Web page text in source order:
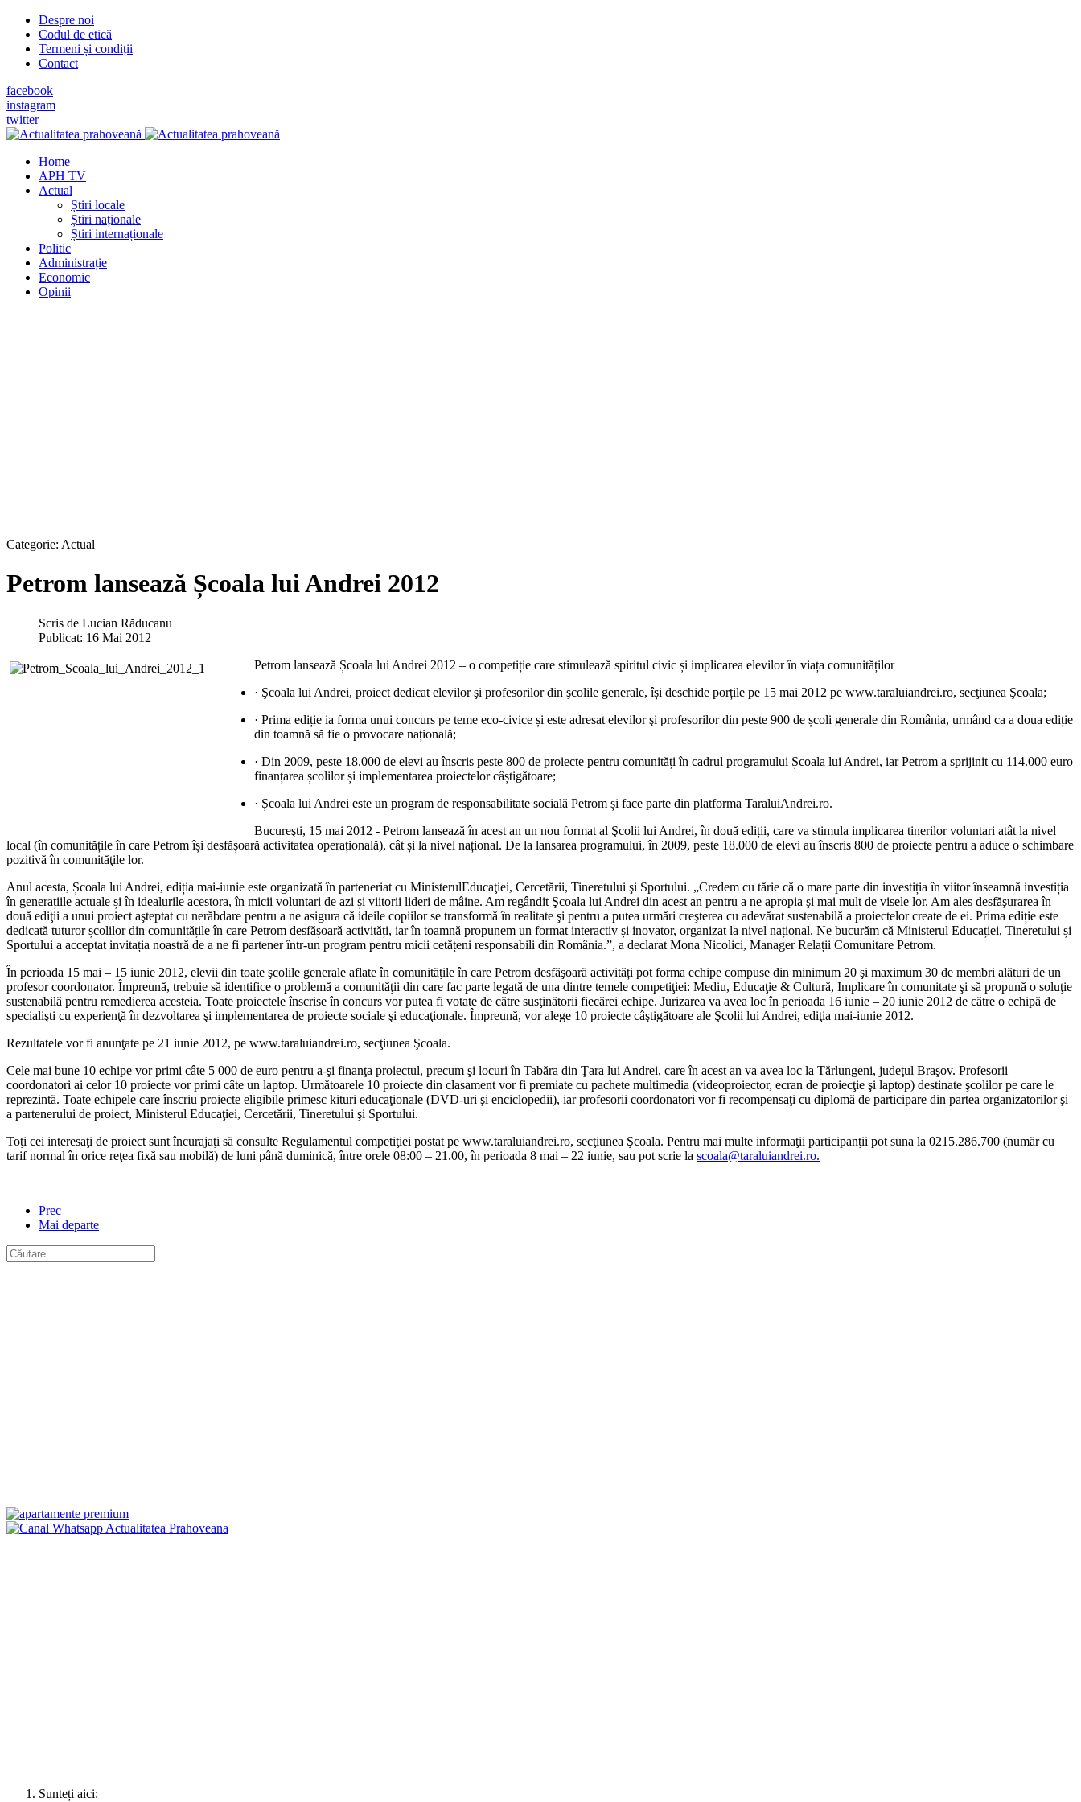
Despre noi
Codul de etică
Termeni și condiții
Contact
facebook
instagram
twitter
Home
APH TV
Actual
Știri locale
Știri naționale
Știri internaționale
Politic
Administrație
Economic
Opinii
Categorie: Actual
Petrom lansează Școala lui Andrei 2012
Scris de Lucian Răducanu
Publicat: 16 Mai 2012
Petrom lansează Școala lui Andrei 2012 – o competiție care stimulează spiritul civic și implicarea elevilor în viața comunităților
· Şcoala lui Andrei, proiect dedicat elevilor şi profesorilor din şcolile generale, își deschide porțile pe 15 mai 2012 pe www.taraluiandrei.ro, secţiunea Şcoala;
· Prima ediție ia forma unui concurs pe teme eco-civice și este adresat elevilor şi profesorilor din peste 900 de școli generale din România, urmând ca a doua ediție
din toamnă să fie o provocare națională;
· Din 2009, peste 18.000 de elevi au înscris peste 800 de proiecte pentru comunități în cadrul programului Școala lui Andrei, iar Petrom a sprijinit cu 114.000 euro
finanțarea școlilor și implementarea proiectelor câștigătoare;
· Școala lui Andrei este un program de responsabilitate socială Petrom și face parte din platforma TaraluiAndrei.ro.
Bucureşti, 15 mai 2012 - Petrom lansează în acest an un nou format al Şcolii lui Andrei, în două ediții, care va stimula implicarea tinerilor voluntari atât la nivel
local (în comunitățile în care Petrom își desfășoară activitatea operațională), cât și la nivel național. De la lansarea programului, în 2009, peste 18.000 de elevi au înscris 800 de proiecte pentru a aduce o schimbare
pozitivă în comunităţile lor.
Anul acesta, Școala lui Andrei, ediția mai-iunie este organizată în parteneriat cu MinisterulEducaţiei, Cercetării, Tineretului şi Sportului. „Credem cu tărie că o mare parte din investiția în viitor înseamnă investiția
în generațiile actuale și în idealurile acestora, în micii voluntari de azi și viitorii lideri de mâine. Am regândit Şcoala lui Andrei din acest an pentru a ne apropia şi mai mult de visele lor. Am ales desfăşurarea în
două ediţii a unui proiect aşteptat cu nerăbdare pentru a ne asigura că ideile copiilor se transformă în realitate şi pentru a putea urmări creşterea cu adevărat sustenabilă a proiectelor create de ei. Prima ediție este
dedicată tuturor școlilor din comunitățile în care Petrom desfășoară activități, iar în toamnă propunem un format interactiv și inovator, organizat la nivel național. Ne bucurăm că Ministerul Educației, Tineretului și
Sportului a acceptat invitația noastră de a ne fi partener într-un program pentru micii cetățeni responsabili din România.”, a declarat Mona Nicolici, Manager Relații Comunitare Petrom.
În perioada 15 mai – 15 iunie 2012, elevii din toate şcolile generale aflate în comunităţile în care Petrom desfăşoară activități pot forma echipe compuse din minimum 20 şi maximum 30 de membri alături de un
profesor coordonator. Împreună, trebuie să identifice o problemă a comunităţii din care fac parte legată de una dintre temele competiţiei: Mediu, Educaţie & Cultură, Implicare în comunitate şi să propună o soluţie
sustenabilă pentru remedierea acesteia. Toate proiectele înscrise în concurs vor putea fi votate de către susţinătorii fiecărei echipe. Jurizarea va avea loc în perioada 16 iunie – 20 iunie 2012 de către o echipă de
specialişti cu experienţă în dezvoltarea şi implementarea de proiecte sociale şi educaţionale. Împreună, vor alege 10 proiecte câştigătoare ale Şcolii lui Andrei, ediţia mai-iunie 2012.
Rezultatele vor fi anunţate pe 21 iunie 2012, pe www.taraluiandrei.ro, secţiunea Şcoala.
Cele mai bune 10 echipe vor primi câte 5 000 de euro pentru a-şi finanţa proiectul, precum şi locuri în Tabăra din Ţara lui Andrei, care în acest an va avea loc la Tărlungeni, judeţul Braşov. Profesorii
coordonatori ai celor 10 proiecte vor primi câte un laptop. Următoarele 10 proiecte din clasament vor fi premiate cu pachete multimedia (videoproiector, ecran de proiecţie şi laptop) destinate şcolilor pe care le
reprezintă. Toate echipele care înscriu proiecte eligibile primesc kituri educaţionale (DVD-uri şi enciclopedii), iar profesorii coordonatori vor fi recompensaţi cu diplomă de participare din partea organizatorilor şi
a partenerului de proiect, Ministerul Educaţiei, Cercetării, Tineretului şi Sportului.
Toţi cei interesaţi de proiect sunt încurajaţi să consulte Regulamentul competiţiei postat pe www.taraluiandrei.ro, secţiunea Şcoala. Pentru mai multe informaţii participanţii pot suna la 0215.286.700 (număr cu
tarif normal în orice reţea fixă sau mobilă) de luni până duminică, între orele 08:00 – 21.00, în perioada 8 mai – 22 iunie, sau pot scrie la scoala@taraluiandrei.ro.
Prec
Mai departe
Sunteți aici: